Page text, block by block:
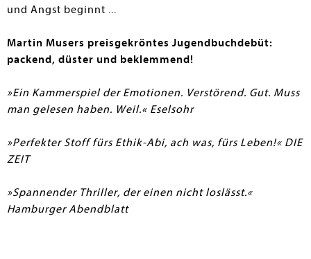
und Angst beginnt ...
Martin Musers preisgekröntes Jugendbuchdebüt:
packend, düster und beklemmend!
»Ein Kammerspiel der Emotionen. Verstörend. Gut. Muss
man gelesen haben. Weil.« Eselsohr
»Perfekter Stoff fürs Ethik-Abi, ach was, fürs Leben!« DIE
ZEIT
»Spannender Thriller, der einen nicht loslässt.«
Hamburger Abendblatt